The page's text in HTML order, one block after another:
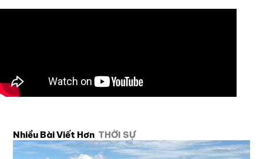
Nhiều Bài Viết Hơn THỜI SỰ